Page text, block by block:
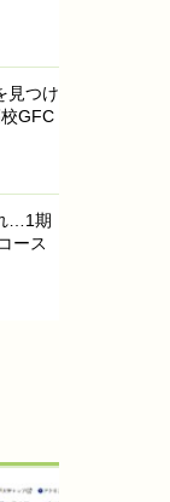
見つけ
GFC
…1期
ース